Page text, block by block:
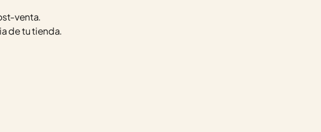
venta.
de tu tienda.